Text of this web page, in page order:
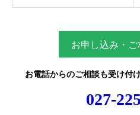
お申し込み・
お電話からのご相談も受け付
027-